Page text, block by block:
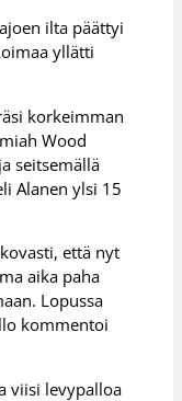
ilta päättyi
yllätti
korkeimman
Wood
seitsemällä
Alanen ylsi 15
että nyt
aika paha
Lopussa
kommentoi
viisi levypalloa